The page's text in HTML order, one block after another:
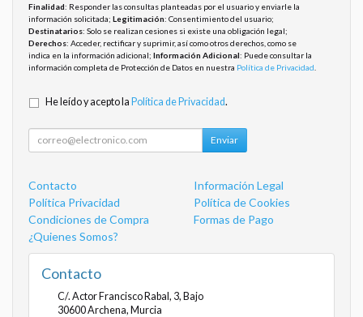
Finalidad: Responder las consultas planteadas por el usuario y enviarle la
información solicitada; Legitimación: Consentimiento del usuario;
Destinatarios: Solo se realizan cesiones si existe una obligación legal;
Derechos: Acceder, rectificar y suprimir, así como otros derechos, como se
indica en la información adicional; Información Adicional: Puede consultar la
información completa de Protección de Datos en nuestra Política de Privacidad
He leído y acepto la Política de Privacidad.
Enviar
Contacto
Información Legal
Política Privacidad
Política de Cookies
Condiciones de Compra
Formas de Pago
¿Quienes Somos?
Contacto
C/. Actor Francisco Rabal, 3, Bajo
30600Archena, Murcia